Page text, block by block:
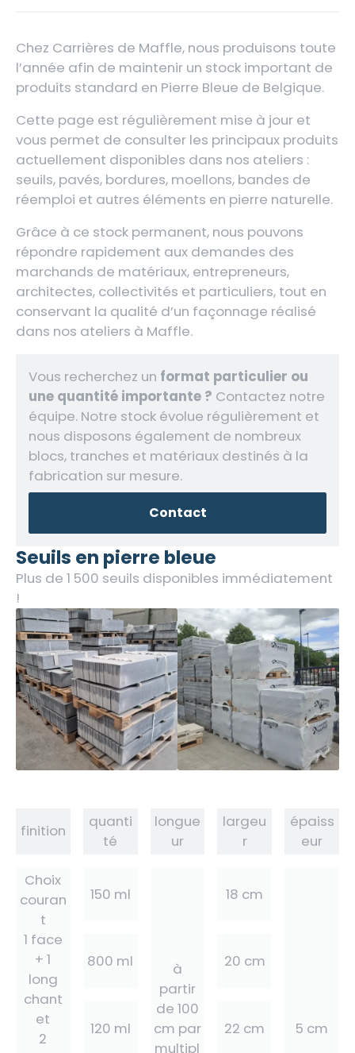
Chez Carrières de Maffle, nous produisons toute
l’année afin de maintenir un stock important de
produits standard en Pierre Bleue de Belgique.
Cette page est régulièrement mise à jour et
vous permet de consulter les principaux produits
actuellement disponibles dans nos ateliers :
seuils, pavés, bordures, moellons, bandes de
réemploi et autres éléments en pierre naturelle.
Grâce à ce stock permanent, nous pouvons
répondre rapidement aux demandes des
marchands de matériaux, entrepreneurs,
architectes, collectivités et particuliers, tout en
conservant la qualité d’un façonnage réalisé
dans nos ateliers à Maffle.
Vous recherchez un format particulier ou
une quantité importante ? Contactez notre
équipe. Notre stock évolue régulièrement et
nous disposons également de nombreux
blocs, tranches et matériaux destinés à la
fabrication sur mesure.
Contact
Seuils en pierre bleue
Plus de 1 500 seuils disponibles immédiatement
!
finition
quanti
té
longue
ur
largeu
r
épaiss
eur
Choix
couran
t
1 face
+ 1
long
chant
et
2
150 ml
à
partir
de 100
cm par
multipl
18 cm
5 cm
800 ml 20 cm
120 ml 22 cm